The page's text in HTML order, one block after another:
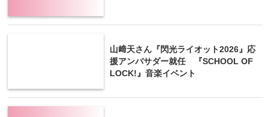
山﨑天さん『閃光ライオット2026』応
援アンバサダー就任 『SCHOOL OF
LOCK!』音楽イベント